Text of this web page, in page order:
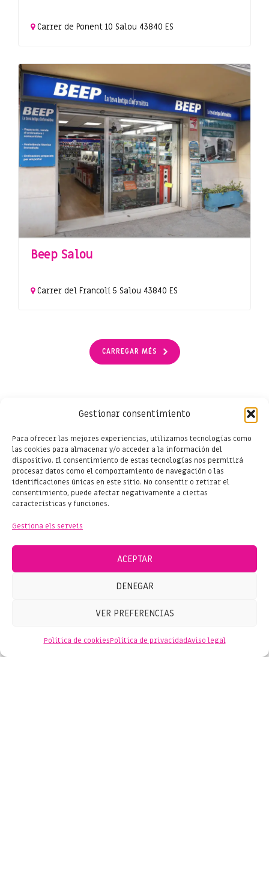
Gestionar consentimiento
Para ofrecer las mejores experiencias, utilizamos tecnologías como
las cookies para almacenar y/o acceder a la información del
dispositivo. El consentimiento de estas tecnologías nos permitirá
procesar datos como el comportamiento de navegación o las
identificaciones únicas en este sitio. No consentir o retirar el
consentimiento, puede afectar negativamente a ciertas
características y funciones.
Gestiona els serveis
ACEPTAR
DENEGAR
VER PREFERENCIAS
Política de cookiesPolítica de privacidadAviso legal
Carrer de Ponent 10 Salou 43840 ES
Beep Salou
Carrer del Francolí 5 Salou 43840 ES
CARREGAR MÉS